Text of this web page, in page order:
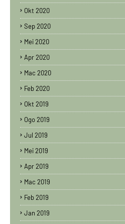
Okt 2020
Sep 2020
Mei 2020
Apr 2020
Mac 2020
Feb 2020
Okt 2019
Ogo 2019
Jul 2019
Mei 2019
Apr 2019
Mac 2019
Feb 2019
Jan 2019